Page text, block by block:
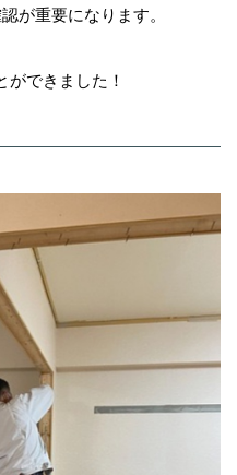
が重要になります。
ができました！